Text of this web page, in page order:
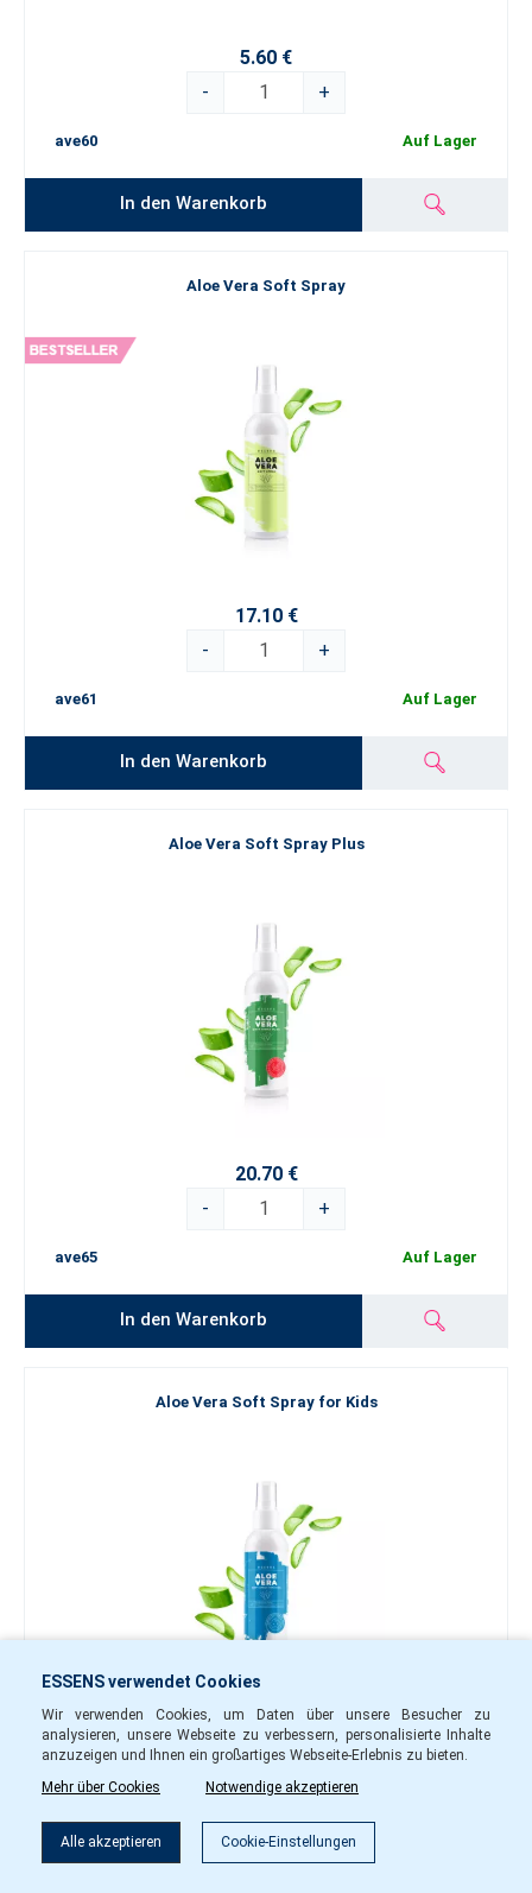
5.60 €
-
+
ave60 Auf Lager
In den Warenkorb
Aloe Vera Soft Spray
17.10 €
-
+
ave61 Auf Lager
In den Warenkorb
Aloe Vera Soft Spray Plus
20.70 €
-
+
ave65 Auf Lager
In den Warenkorb
Aloe Vera Soft Spray for Kids
20.70 €
-
+
ESSENS verwendet Cookies
Wir verwenden Cookies, um Daten über unsere Besucher zu
analysieren, unsere Webseite zu verbessern, personalisierte Inhalte
anzuzeigen und Ihnen ein großartiges Webseite-Erlebnis zu bieten.
Mehr über Cookies
Notwendige akzeptieren
Alle akzeptieren Cookie-Einstellungen